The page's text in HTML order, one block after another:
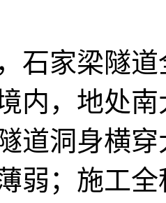
家梁隧道
内，地处
道洞身横
弱；施工